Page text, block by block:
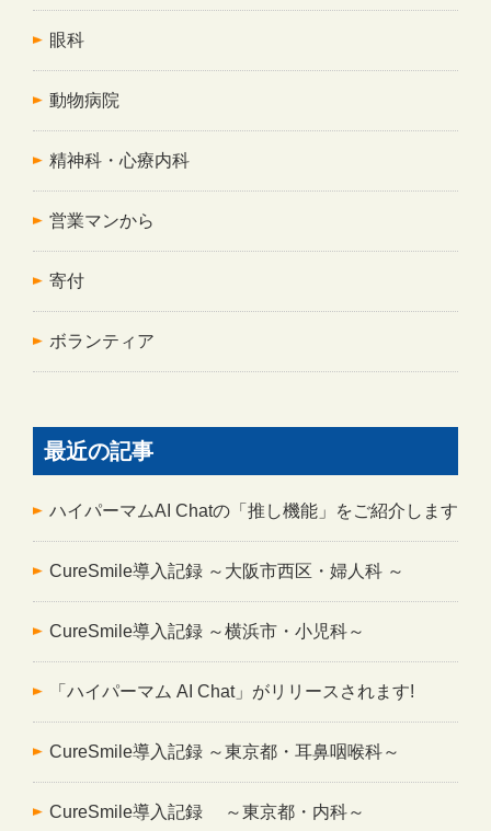
眼科
動物病院
精神科・心療内科
営業マンから
寄付
ボランティア
最近の記事
ハイパーマムAI Chatの「推し機能」をご紹介します
CureSmile導入記録 ～大阪市西区・婦人科 ～
CureSmile導入記録 ～横浜市・小児科～
「ハイパーマム AI Chat」がリリースされます!
CureSmile導入記録 ～東京都・耳鼻咽喉科～
CureSmile導入記録 ～東京都・内科～